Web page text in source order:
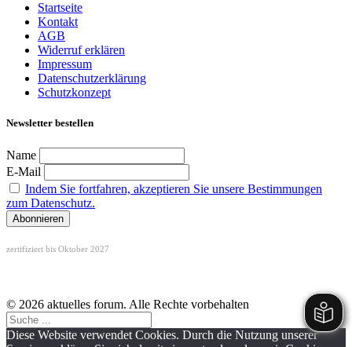
Startseite
Kontakt
AGB
Widerruf erklären
Impressum
Datenschutzerklärung
Schutzkonzept
Newsletter bestellen
Name
E-Mail
Indem Sie fortfahren, akzeptieren Sie unsere Bestimmungen
zum Datenschutz.
zertifiziert bis Oktober 2027
© 2026 aktuelles forum. Alle Rechte vorbehalten
Diese Website verwendet Cookies. Durch die Nutzung unserer